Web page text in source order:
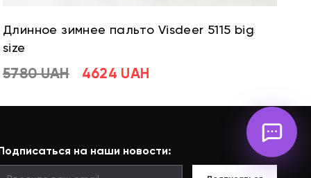
Длинное зимнее пальто Visdeer 5115 big
size
5780 UAH 4624 UAH
на наши новости: